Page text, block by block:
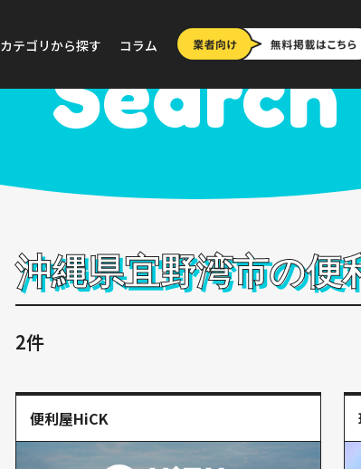
カテゴリから探す
コラム
Search
沖縄県宜野湾市の便
2件
便利屋HiCK